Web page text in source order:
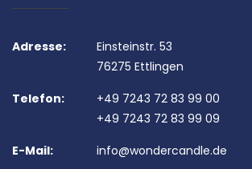
Adresse:
Einsteinstr. 53
76275 Ettlingen
Telefon:
+49 7243 72 83 99 00
+49 7243 72 83 99 09
E-Mail:
info@wondercandle.de